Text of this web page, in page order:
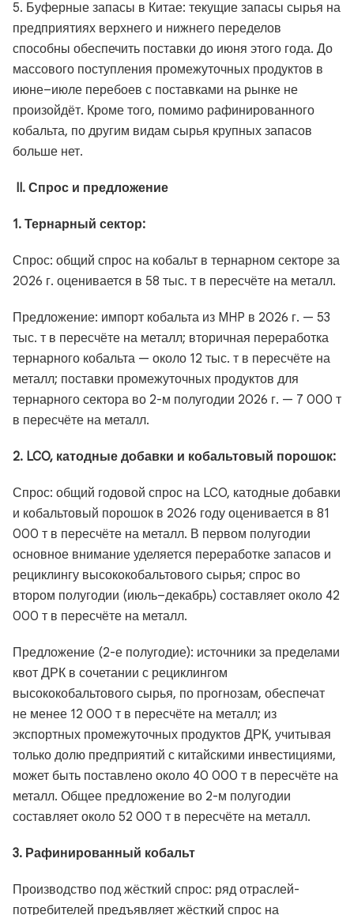
5. Буферные запасы в Китае: текущие запасы сырья на
предприятиях верхнего и нижнего переделов
способны обеспечить поставки до июня этого года. До
массового поступления промежуточных продуктов в
июне–июле перебоев с поставками на рынке не
произойдёт. Кроме того, помимо рафинированного
кобальта, по другим видам сырья крупных запасов
больше нет.
II. Спрос и предложение
1. Тернарный сектор:
Спрос: общий спрос на кобальт в тернарном секторе за
2026 г. оценивается в 58 тыс. т в пересчёте на металл.
Предложение: импорт кобальта из MHP в 2026 г. — 53
тыс. т в пересчёте на металл; вторичная переработка
тернарного кобальта — около 12 тыс. т в пересчёте на
металл; поставки промежуточных продуктов для
тернарного сектора во 2-м полугодии 2026 г. — 7 000 т
в пересчёте на металл.
2. LCO, катодные добавки и кобальтовый порошок:
Спрос: общий годовой спрос на LCO, катодные добавки
и кобальтовый порошок в 2026 году оценивается в 81
000 т в пересчёте на металл. В первом полугодии
основное внимание уделяется переработке запасов и
рециклингу высококобальтового сырья; спрос во
втором полугодии (июль–декабрь) составляет около 42
000 т в пересчёте на металл.
Предложение (2-е полугодие): источники за пределами
квот ДРК в сочетании с рециклингом
высококобальтового сырья, по прогнозам, обеспечат
не менее 12 000 т в пересчёте на металл; из
экспортных промежуточных продуктов ДРК, учитывая
только долю предприятий с китайскими инвестициями,
может быть поставлено около 40 000 т в пересчёте на
металл. Общее предложение во 2-м полугодии
составляет около 52 000 т в пересчёте на металл.
3. Рафинированный кобальт
Производство под жёсткий спрос: ряд отраслей-
потребителей предъявляет жёсткий спрос на